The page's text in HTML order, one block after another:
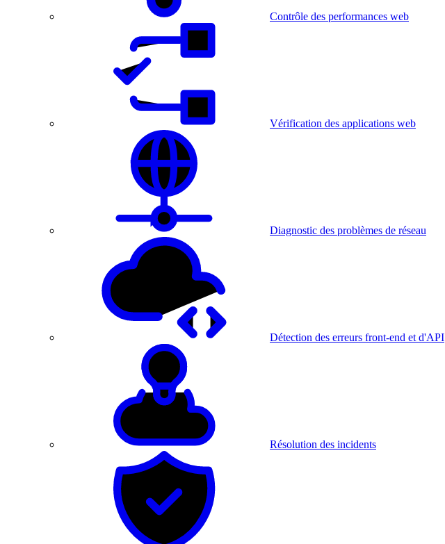
Contrôle des performances web
Vérification des applications web
Diagnostic des problèmes de réseau
Détection des erreurs front-end et d'API
Résolution des incidents